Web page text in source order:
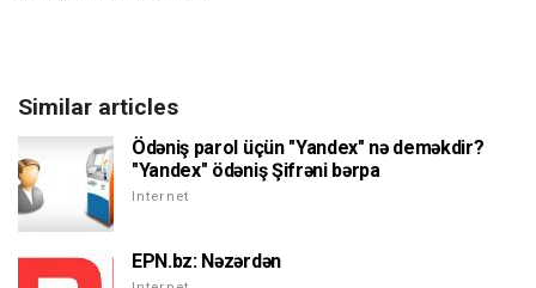
Similar articles
Ödəniş parol üçün "Yandex" nə deməkdir?
"Yandex" ödəniş Şifrəni bərpa
Internet
EPN.bz: Nəzərdən